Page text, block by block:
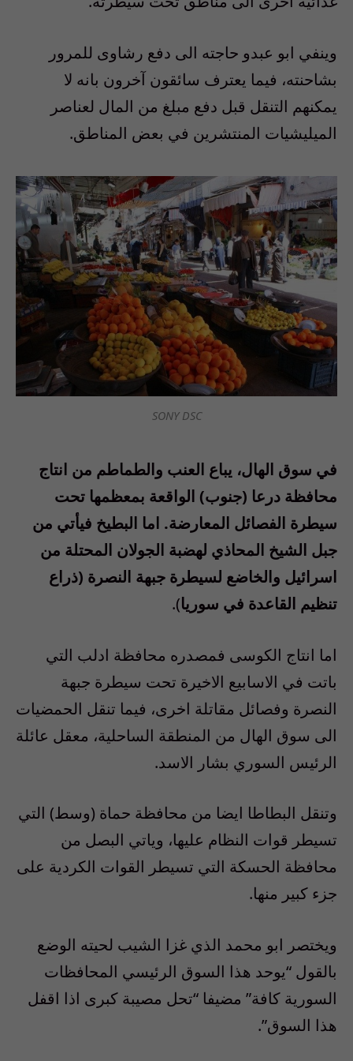
وينفي ابو عبدو حاجته الى دفع رشاوى للمرور
بشاحنته، فيما يعترف سائقون آخرون بانه لا
يمكنهم التنقل قبل دفع مبلغ من المال لعناصر
الميليشيات المنتشرين في بعض المناطق.
SONY DSC
في سوق الهال، يباع العنب والطماطم من انتاج
محافظة درعا (جنوب) الواقعة بمعظمها تحت
سيطرة الفصائل المعارضة. اما البطيخ فيأتي من
جبل الشيخ المحاذي لهضبة الجولان المحتلة من
اسرائيل والخاضع لسيطرة جبهة النصرة (ذراع
تنظيم القاعدة في سوريا).
اما انتاج الكوسى فمصدره محافظة ادلب التي
باتت في الاسابيع الاخيرة تحت سيطرة جبهة
النصرة وفصائل مقاتلة اخرى، فيما تنقل الحمضيات
الى سوق الهال من المنطقة الساحلية، معقل عائلة
الرئيس السوري بشار الاسد.
وتنقل البطاطا ايضا من محافظة حماة (وسط) التي
تسيطر قوات النظام عليها، وياتي البصل من
محافظة الحسكة التي تسيطر القوات الكردية على
جزء كبير منها.
ويختصر ابو محمد الذي غزا الشيب لحيته الوضع
بالقول “يوحد هذا السوق الرئيسي المحافظات
السورية كافة” مضيفا “تحل مصيبة كبرى اذا اقفل
هذا السوق”.